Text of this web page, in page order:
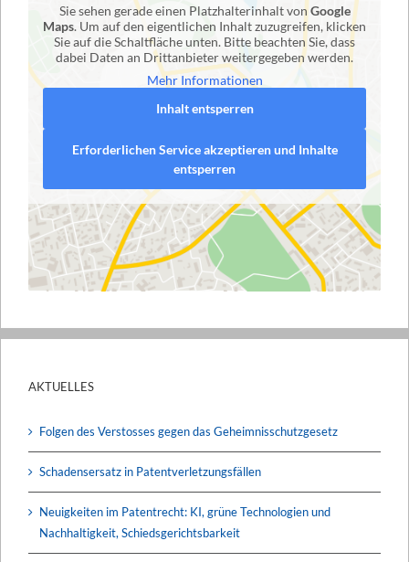
Sie sehen gerade einen Platzhalterinhalt von Google
Maps. Um auf den eigentlichen Inhalt zuzugreifen, klicken
Sie auf die Schaltfläche unten. Bitte beachten Sie, dass
dabei Daten an Drittanbieter weitergegeben werden.
Mehr Informationen
Inhalt entsperren
Erforderlichen Service akzeptieren und Inhalte
entsperren
AKTUELLES
Folgen des Verstosses gegen das Geheimnisschutzgesetz
Schadensersatz in Patentverletzungsfällen
Neuigkeiten im Patentrecht: KI, grüne Technologien und
Nachhaltigkeit, Schiedsgerichtsbarkeit